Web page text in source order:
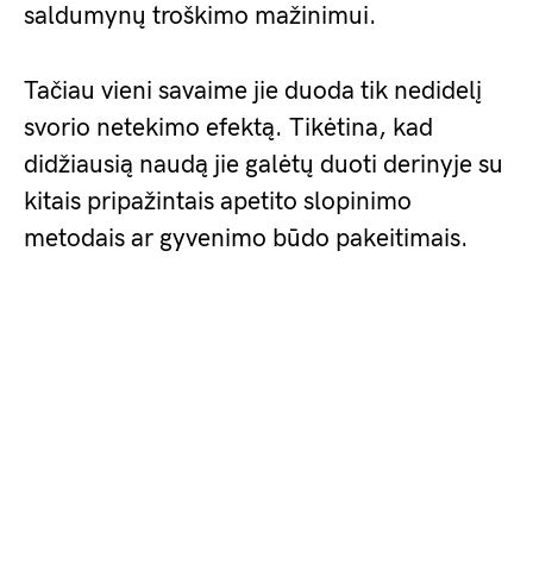
saldumynų troškimo mažinimui.
Tačiau vieni savaime jie duoda tik nedidelį
svorio netekimo efektą. Tikėtina, kad
didžiausią naudą jie galėtų duoti derinyje su
kitais pripažintais apetito slopinimo
metodais ar gyvenimo būdo pakeitimais.